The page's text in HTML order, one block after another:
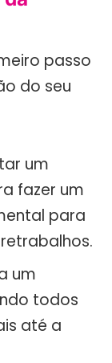
passo
do seu
um
fazer um
para
um
todos
até a